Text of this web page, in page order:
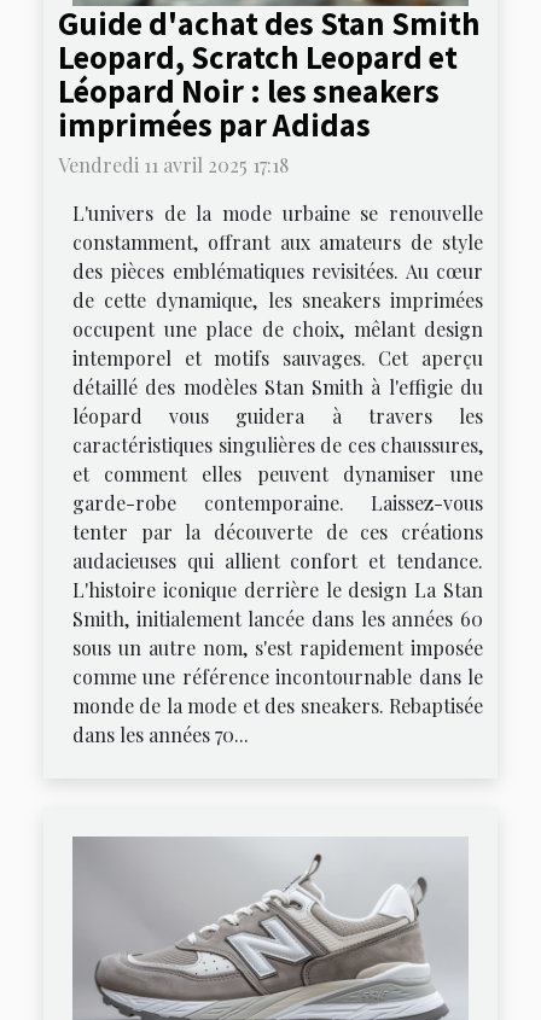
Guide d'achat des Stan Smith
Leopard, Scratch Leopard et
Léopard Noir : les sneakers
imprimées par Adidas
Vendredi 11 avril 2025 17:18
L'univers de la mode urbaine se renouvelle
constamment, offrant aux amateurs de style
des pièces emblématiques revisitées. Au cœur
de cette dynamique, les sneakers imprimées
occupent une place de choix, mêlant design
intemporel et motifs sauvages. Cet aperçu
détaillé des modèles Stan Smith à l'effigie du
léopard vous guidera à travers les
caractéristiques singulières de ces chaussures,
et comment elles peuvent dynamiser une
garde-robe contemporaine. Laissez-vous
tenter par la découverte de ces créations
audacieuses qui allient confort et tendance.
L'histoire iconique derrière le design La Stan
Smith, initialement lancée dans les années 60
sous un autre nom, s'est rapidement imposée
comme une référence incontournable dans le
monde de la mode et des sneakers. Rebaptisée
dans les années 70...